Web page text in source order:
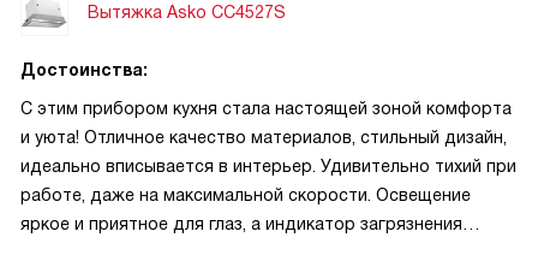
ставлю его на 15 минут после готовки, и вытяжка сама
отключается, когда воздух полностью очистится. Это
особенно ценно, когда я устала и не хочу возвращаться к
Вытяжка Asko CC4527S
Достоинства:
С этим прибором кухня стала настоящей зоной комфорта
и уюта! Отличное качество материалов, стильный дизайн,
идеально вписывается в интерьер. Удивительно тихий при
работе, даже на максимальной скорости. Освещение
яркое и приятное для глаз, а индикатор загрязнения